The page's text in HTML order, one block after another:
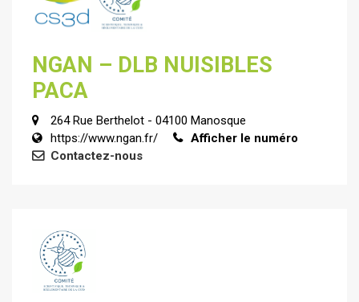
NGAN – DLB NUISIBLES
PACA
264 Rue Berthelot - 04100 Manosque
https://www.ngan.fr/
Afficher le numéro
Contactez-nous